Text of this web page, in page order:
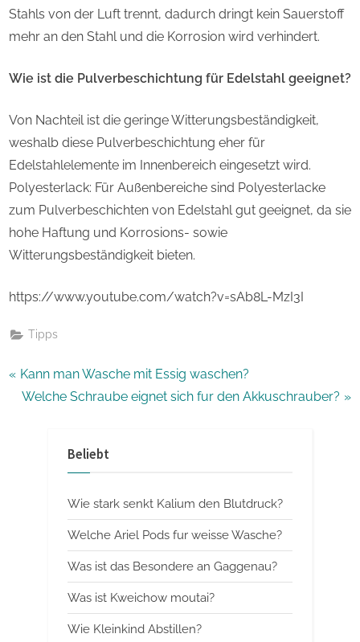
Stahls von der Luft trennt, dadurch dringt kein Sauerstoff
mehr an den Stahl und die Korrosion wird verhindert.
Wie ist die Pulverbeschichtung für Edelstahl geeignet?
Von Nachteil ist die geringe Witterungsbeständigkeit,
weshalb diese Pulverbeschichtung eher für
Edelstahlelemente im Innenbereich eingesetzt wird.
Polyesterlack: Für Außenbereiche sind Polyesterlacke
zum Pulverbeschichten von Edelstahl gut geeignet, da sie
hohe Haftung und Korrosions- sowie
Witterungsbeständigkeit bieten.
https://www.youtube.com/watch?v=sAb8L-MzI3I
Tipps
Beitragsnavigation
P
r
Kann man Wasche mit Essig waschen?
N
Welche Schraube eignet sich fur den Akkuschrauber?
Beliebt
Wie stark senkt Kalium den Blutdruck?
Welche Ariel Pods fur weisse Wasche?
Was ist das Besondere an Gaggenau?
Was ist Kweichow moutai?
Wie Kleinkind Abstillen?